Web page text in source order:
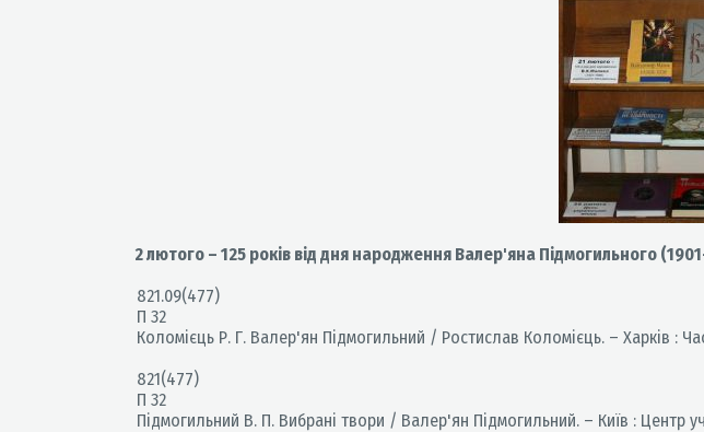
2 лютого – 125 років від дня народження Валер'яна Підмогильного
821.09(477)
П 32
Коломієць Р. Г. Валер'ян Підмогильний / Ростислав Коломієць. – Харків :
821(477)
П 32
Підмогильний В. П. Вибрані твори / Валер'ян Підмогильний. – Київ : Центр